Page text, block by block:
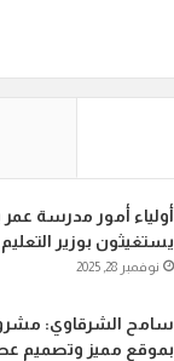
أولياء أمور مدرسة عمر
يستغيثون بوزير التعليم
نوفمبر 28, 2025
بموقع مميز وتصميم